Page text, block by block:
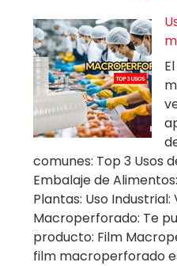
comunes: Top 3 Usos
Embalaje de
Plantas: Uso
Macroperforado: Te
producto: Film
film macroperforado